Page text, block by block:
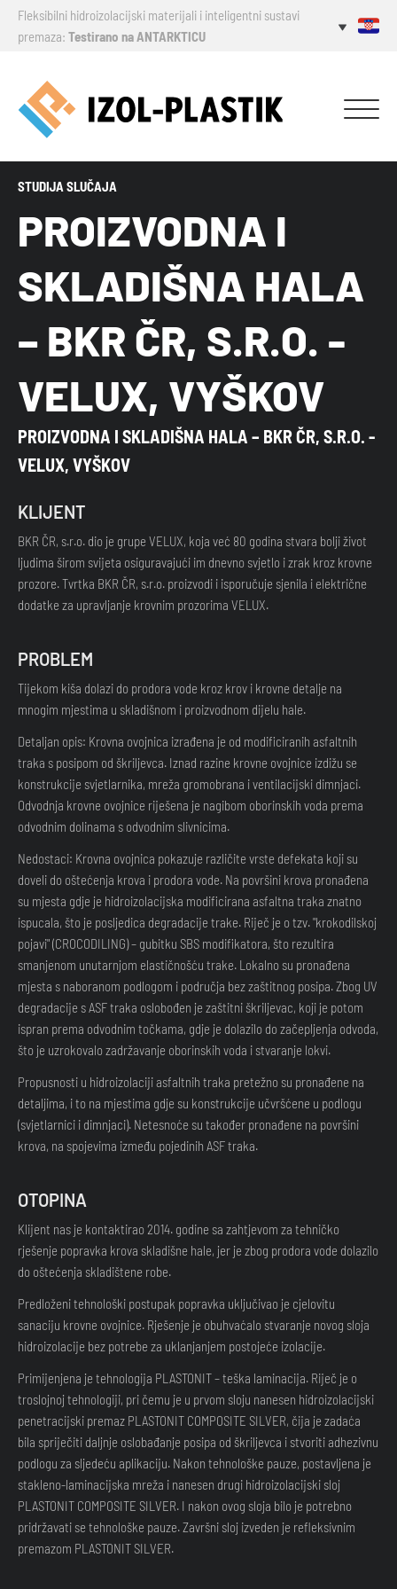
Fleksibilni hidroizolacijski materijali i inteligentni sustavi
premaza: Testirano na ANTARKTICU
STUDIJA SLUČAJA
PROIZVODNA I
SKLADIŠNA HALA
– BKR ČR, S.R.O. -
VELUX, VYŠKOV
PROIZVODNA I SKLADIŠNA HALA – BKR ČR, S.R.O. -
VELUX, VYŠKOV
KLIJENT
BKR ČR, s.r.o. dio je grupe VELUX, koja već 80 godina stvara bolji život
ljudima širom svijeta osiguravajući im dnevno svjetlo i zrak kroz krovne
prozore. Tvrtka BKR ČR, s.r.o. proizvodi i isporučuje sjenila i električne
dodatke za upravljanje krovnim prozorima VELUX.
PROBLEM
Tijekom kiša dolazi do prodora vode kroz krov i krovne detalje na
mnogim mjestima u skladišnom i proizvodnom dijelu hale.
Detaljan opis: Krovna ovojnica izrađena je od modificiranih asfaltnih
traka s posipom od škriljevca. Iznad razine krovne ovojnice izdižu se
konstrukcije svjetlarnika, mreža gromobrana i ventilacijski dimnjaci.
Odvodnja krovne ovojnice riješena je nagibom oborinskih voda prema
odvodnim dolinama s odvodnim slivnicima.
Nedostaci: Krovna ovojnica pokazuje različite vrste defekata koji su
doveli do oštećenja krova i prodora vode. Na površini krova pronađena
su mjesta gdje je hidroizolacijska modificirana asfaltna traka znatno
ispucala, što je posljedica degradacije trake. Riječ je o tzv. "krokodilskoj
pojavi" (CROCODILING) – gubitku SBS modifikatora, što rezultira
smanjenom unutarnjom elastičnošću trake. Lokalno su pronađena
mjesta s naboranom podlogom i područja bez zaštitnog posipa. Zbog UV
degradacije s ASF traka oslobođen je zaštitni škriljevac, koji je potom
ispran prema odvodnim točkama, gdje je dolazilo do začepljenja odvoda,
što je uzrokovalo zadržavanje oborinskih voda i stvaranje lokvi.
Propusnosti u hidroizolaciji asfaltnih traka pretežno su pronađene na
detaljima, i to na mjestima gdje su konstrukcije učvršćene u podlogu
(svjetlarnici i dimnjaci). Netesnoće su također pronađene na površini
krova, na spojevima između pojedinih ASF traka.
OTOPINA
Klijent nas je kontaktirao 2014. godine sa zahtjevom za tehničko
rješenje popravka krova skladišne hale, jer je zbog prodora vode dolazilo
do oštećenja skladištene robe.
Predloženi tehnološki postupak popravka uključivao je cjelovitu
sanaciju krovne ovojnice. Rješenje je obuhvaćalo stvaranje novog sloja
hidroizolacije bez potrebe za uklanjanjem postojeće izolacije.
Primijenjena je tehnologija PLASTONIT – teška laminacija. Riječ je o
troslojnoj tehnologiji, pri čemu je u prvom sloju nanesen hidroizolacijski
penetracijski premaz PLASTONIT COMPOSITE SILVER, čija je zadaća
bila spriječiti daljnje oslobađanje posipa od škriljevca i stvoriti adhezivnu
podlogu za sljedeću aplikaciju. Nakon tehnološke pauze, postavljena je
stakleno-laminacijska mreža i nanesen drugi hidroizolacijski sloj
PLASTONIT COMPOSITE SILVER. I nakon ovog sloja bilo je potrebno
pridržavati se tehnološke pauze. Završni sloj izveden je refleksivnim
premazom PLASTONIT SILVER.